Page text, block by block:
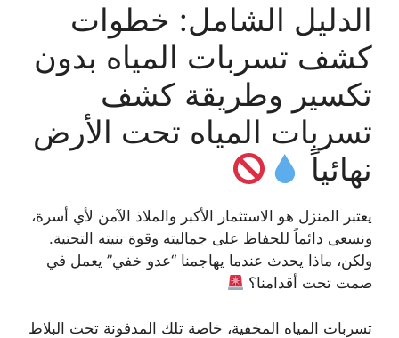
الدليل الشامل: خطوات
كشف تسربات المياه بدون
تكسير وطريقة كشف
تسربات المياه تحت الأرض
نهائياً
يعتبر المنزل هو الاستثمار الأكبر والملاذ الآمن لأي أسرة،
ونسعى دائماً للحفاظ على جماليته وقوة بنيته التحتية.
ولكن، ماذا يحدث عندما يهاجمنا “عدو خفي” يعمل في
صمت تحت أقدامنا؟
تسربات المياه المخفية، خاصة تلك المدفونة تحت البلاط